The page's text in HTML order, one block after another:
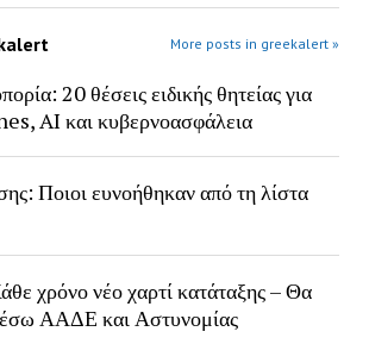
More posts in greekalert »
20 θέσεις ειδικής θητείας για
AI και κυβερνοασφάλεια
Ποιοι ευνοήθηκαν από τη λίστα
χρόνο νέο χαρτί κατάταξης – Θα
ΑΑΔΕ και Αστυνομίας